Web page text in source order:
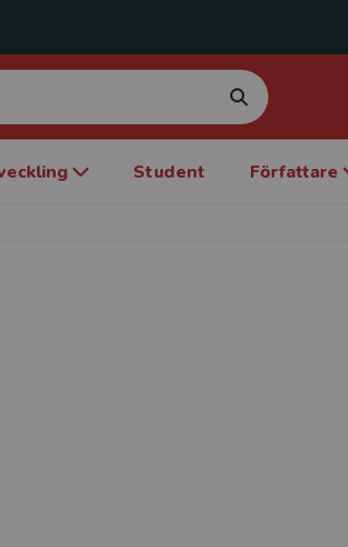
Student Författare